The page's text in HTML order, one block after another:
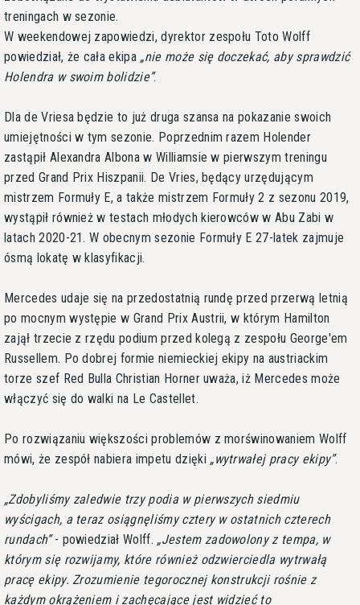
treningach w sezonie.
W weekendowej zapowiedzi, dyrektor zespołu Toto Wolff
powiedział, że cała ekipa nie może się doczekać, aby sprawdzić
Holendra w swoim bolidzie .
Dla de Vriesa będzie to już druga szansa na pokazanie swoich
umiejętności w tym sezonie. Poprzednim razem Holender
zastąpił Alexandra Albona w Williamsie w pierwszym treningu
przed Grand Prix Hiszpanii. De Vries, będący urzędującym
mistrzem Formuły E, a także mistrzem Formuły 2 z sezonu 2019,
wystąpił również w testach młodych kierowców w Abu Zabi w
latach 2020-21. W obecnym sezonie Formuły E 27-latek zajmuje
ósmą lokatę w klasyfikacji.
Mercedes udaje się na przedostatnią rundę przed przerwą letnią
po mocnym występie w Grand Prix Austrii, w którym Hamilton
zajął trzecie z rzędu podium przed kolegą z zespołu George'em
Russellem. Po dobrej formie niemieckiej ekipy na austriackim
torze szef Red Bulla Christian Horner uważa, iż Mercedes może
włączyć się do walki na Le Castellet.
Po rozwiązaniu większości problemów z morświnowaniem Wolff
mówi, że zespół nabiera impetu dzięki
wytrwałej pracy ekipy .
Zdobyliśmy zaledwie trzy podia w pierwszych siedmiu
wyścigach, a teraz osiągnęliśmy cztery w ostatnich czterech
rundach - powiedział Wolff.
Jestem zadowolony z tempa, w
którym się rozwijamy, które również odzwierciedla wytrwałą
pracę ekipy. Zrozumienie tegorocznej konstrukcji rośnie z
każdym okrążeniem i zachęcające jest widzieć to